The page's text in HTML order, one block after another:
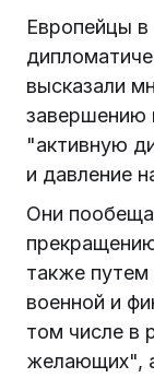
Европейцы в
высказали
завершению
"активную
и давление
Они
также путем
военной и
том числе в
желающих",